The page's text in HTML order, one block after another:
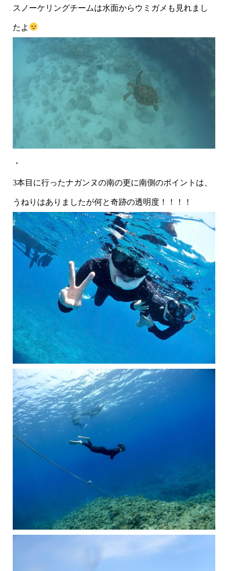
スノーケリングチームは水面からウミガメも見れまし
たよ
・
3本目に行ったナガンヌの南の更に南側のポイントは、
うねりはありましたが何と奇跡の透明度！！！！